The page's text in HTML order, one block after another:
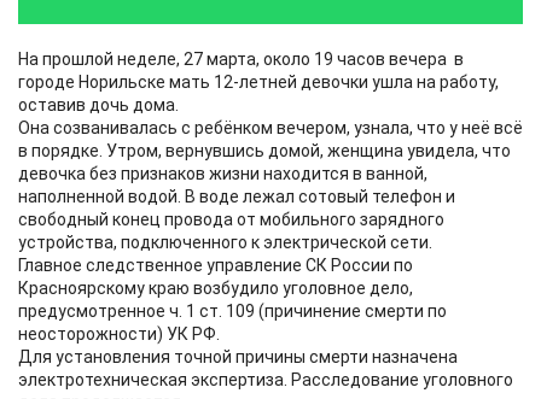
На прошлой неделе, 27 марта, около 19 часов вечера в
городе Норильске мать 12-летней девочки ушла на работу,
оставив дочь дома.
Она созванивалась с ребёнком вечером, узнала, что у неё всё
в порядке. Утром, вернувшись домой, женщина увидела, что
девочка без признаков жизни находится в ванной,
наполненной водой. В воде лежал сотовый телефон и
свободный конец провода от мобильного зарядного
устройства, подключенного к электрической сети.
Главное следственное управление СК России по
Красноярскому краю возбудило уголовное дело,
предусмотренное ч. 1 ст. 109 (причинение смерти по
неосторожности) УК РФ.
Для установления точной причины смерти назначена
электротехническая экспертиза. Расследование уголовного